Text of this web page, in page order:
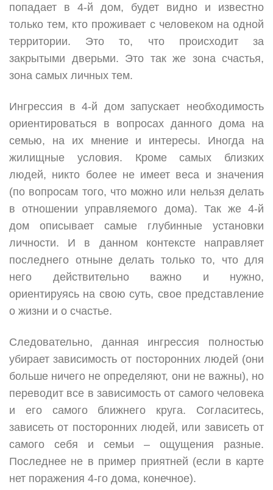
попадает в 4-й дом, будет видно и известно
только тем, кто проживает с человеком на одной
территории. Это то, что происходит за
закрытыми дверьми. Это так же зона счастья,
зона самых личных тем.
Ингрессия в 4-й дом запускает необходимость
ориентироваться в вопросах данного дома на
семью, на их мнение и интересы. Иногда на
жилищные условия. Кроме самых близких
людей, никто более не имеет веса и значения
(по вопросам того, что можно или нельзя делать
в отношении управляемого дома). Так же 4-й
дом описывает самые глубинные установки
личности. И в данном контексте направляет
последнего отныне делать только то, что для
него действительно важно и нужно,
ориентируясь на свою суть, свое представление
о жизни и о счастье.
Следовательно, данная ингрессия полностью
убирает зависимость от посторонних людей (они
больше ничего не определяют, они не важны), но
переводит все в зависимость от самого человека
и его самого ближнего круга. Согласитесь,
зависеть от посторонних людей, или зависеть от
самого себя и семьи – ощущения разные.
Последнее не в пример приятней (если в карте
нет поражения 4-го дома, конечное).